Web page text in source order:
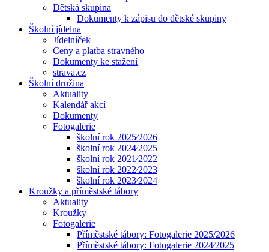
Dětská skupina
Dokumenty k zápisu do dětské skupiny
Školní jídelna
Jídelníček
Ceny a platba stravného
Dokumenty ke stažení
strava.cz
Školní družina
Aktuality
Kalendář akcí
Dokumenty
Fotogalerie
školní rok 2025⁄2026
školní rok 2024⁄2025
školní rok 2021⁄2022
školní rok 2022⁄2023
školní rok 2023⁄2024
Kroužky a příměstské tábory
Aktuality
Kroužky
Fotogalerie
Příměstské tábory: Fotogalerie 2025/2026
Příměstské tábory: Fotogalerie 2024⁄2025